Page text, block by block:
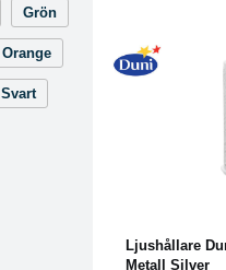
Grön
Orange
Svart
Ljushållare
Metall Silver